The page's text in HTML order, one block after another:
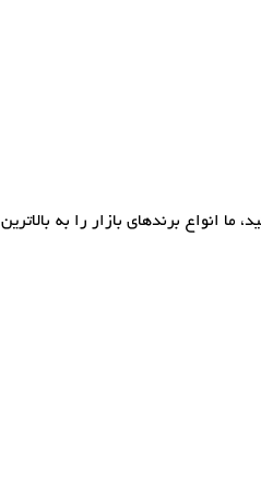
انواع برندهای بازار را به